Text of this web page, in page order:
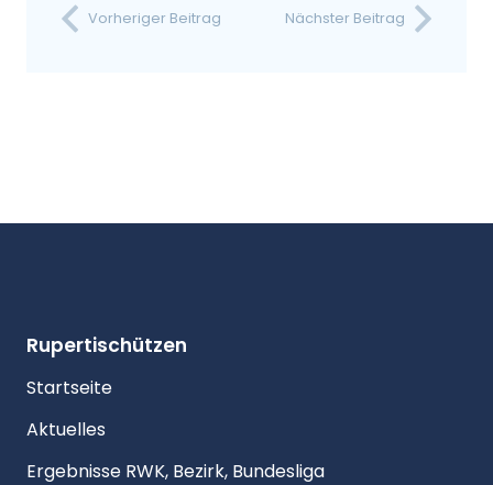
Vorheriger Beitrag Nächster Beitrag
Rupertischützen
Startseite
Aktuelles
Ergebnisse RWK, Bezirk, Bundesliga